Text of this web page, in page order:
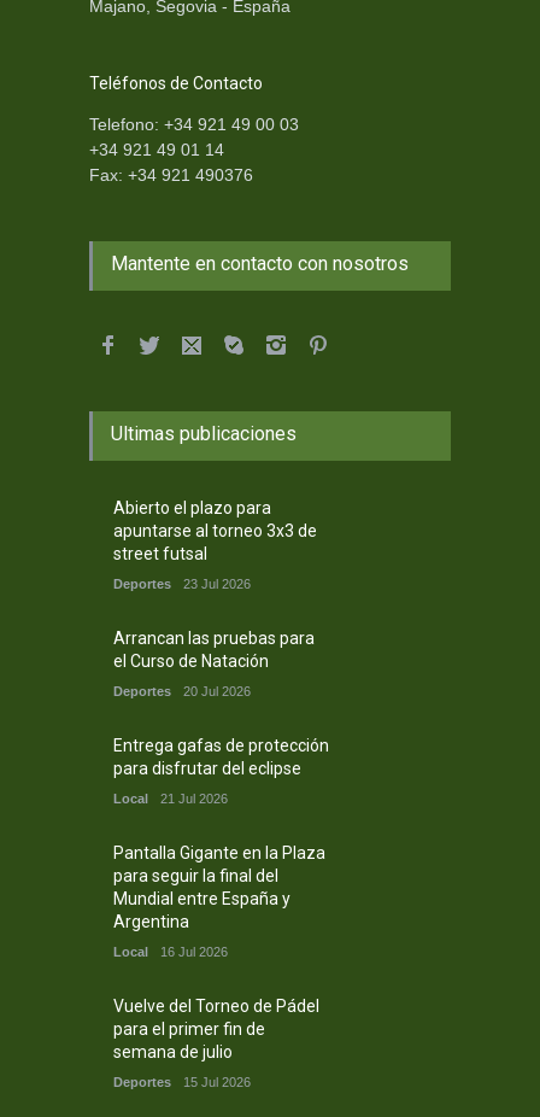
Majano, Segovia - España
Teléfonos de Contacto
Telefono: +34 921 49 00 03
+34 921 49 01 14
Fax: +34 921 490376
Mantente en contacto con nosotros
Ultimas publicaciones
Abierto el plazo para
apuntarse al torneo 3x3 de
street futsal
Deportes 23 Jul 2026
Arrancan las pruebas para
el Curso de Natación
Deportes 20 Jul 2026
Entrega gafas de protección
para disfrutar del eclipse
Local 21 Jul 2026
Pantalla Gigante en la Plaza
para seguir la final del
Mundial entre España y
Argentina
Local 16 Jul 2026
Vuelve del Torneo de Pádel
para el primer fin de
semana de julio
Deportes 15 Jul 2026